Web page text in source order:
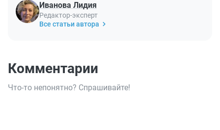
Иванова Лидия
Редактор-эксперт
Все статьи автора
Комментарии
Что-то непонятно? Спрашивайте!